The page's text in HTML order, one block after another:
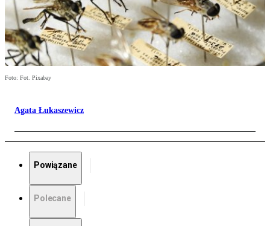
Foto: Fot. Pixabay
Agata Łukaszewicz
Powiązane
Polecane